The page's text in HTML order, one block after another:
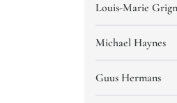
Louis-Marie
Michael Haynes
Guus Hermans